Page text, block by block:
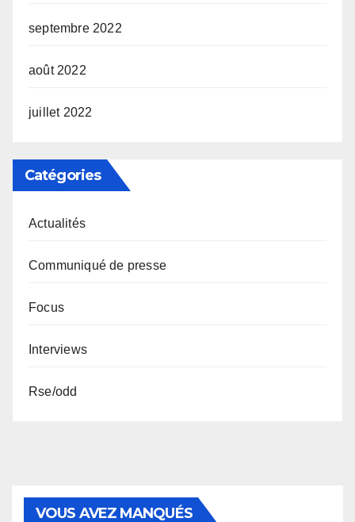
septembre 2022
août 2022
juillet 2022
Catégories
Actualités
Communiqué de presse
Focus
Interviews
Rse/odd
VOUS AVEZ MANQUÉS